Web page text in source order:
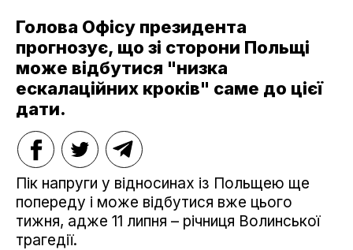
Голова Офісу президента
прогнозує, що зі сторони Польщі
може відбутися "низка
ескалаційних кроків" саме до цієї
дати.
Пік напруги у відносинах із Польщею ще
попереду і може відбутися вже цього
тижня, адже 11 липня – річниця Волинської
трагедії.